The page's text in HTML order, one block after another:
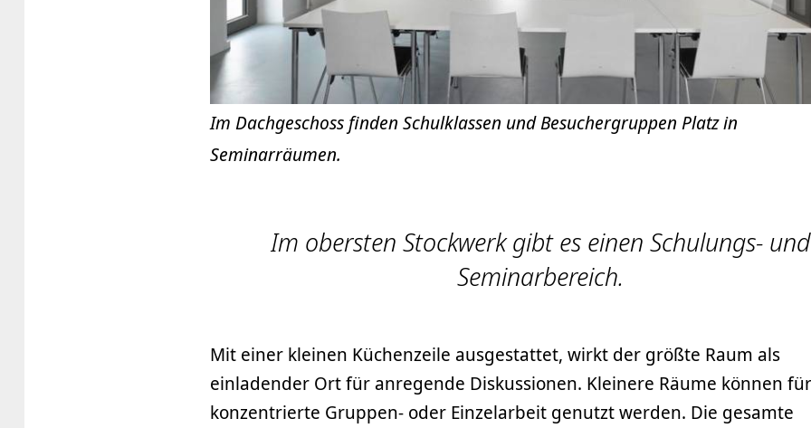
Im Dachgeschoss finden Schulklassen und Besuchergruppen Platz in
Seminarräumen.
Im obersten Stockwerk gibt es einen Schulungs- und
Seminarbereich.
Mit einer kleinen Küchenzeile ausgestattet, wirkt der größte Raum als
einladender Ort für anregende Diskussionen. Kleinere Räume können für
konzentrierte Gruppen- oder Einzelarbeit genutzt werden. Die gesamte